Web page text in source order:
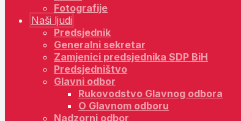
Fotografije
Naši ljudi
Predsjednik
Generalni sekretar
Zamjenici predsjednika SDP BiH
Predsjedništvo
Glavni odbor
Rukovodstvo Glavnog odbora
O Glavnom odboru
Nadzorni odbor